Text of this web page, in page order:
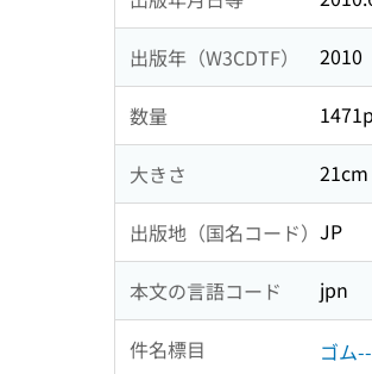
出版年（W3CDTF） 2010
数量 1471p
大きさ 21cm
出版地（国名コード） JP
本文の言語コード jpn
件名標目 ゴム